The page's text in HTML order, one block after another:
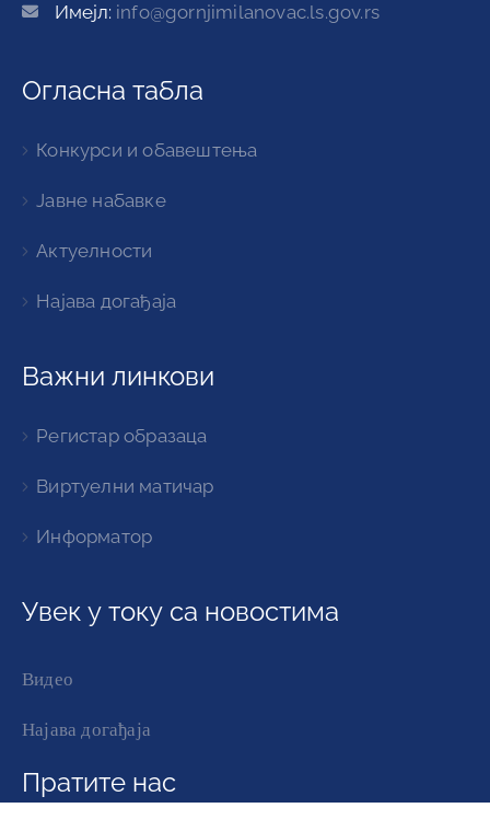
Имејл: info@gornjimilanovac.ls.gov.rs
Огласна табла
Конкурси и обавештења
Јавне набавке
Актуелности
Најава догађаја
Важни линкови
Регистар образаца
Виртуелни матичар
Информатор
Увек у току са новостима
Видео
Најава догађаја
Пратите нас